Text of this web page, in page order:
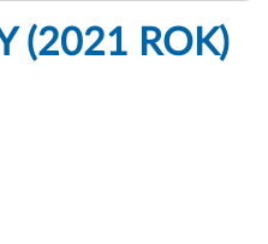
(2021 ROK)